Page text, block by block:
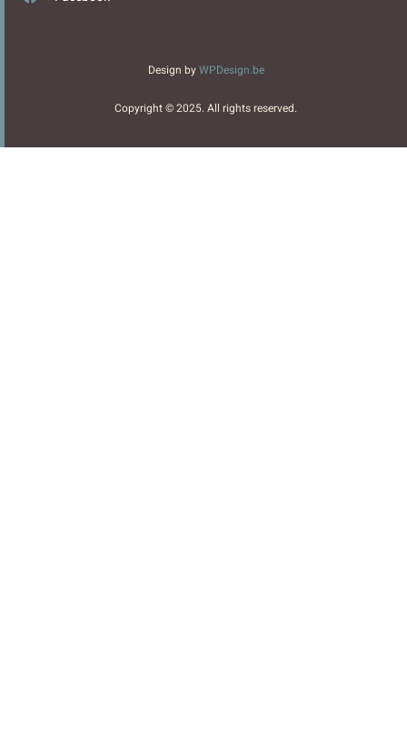
Design byWPDesign.be
Copyright © 2025. All rights reserved.